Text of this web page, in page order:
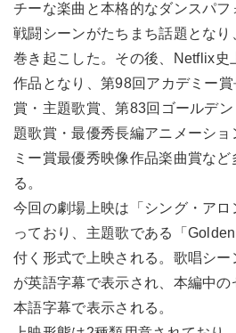
チーな楽曲と本格的なダンスパ
戦闘シーンがたちまち話題とな
巻き起こした。その後、Netflix史
作品となり、第98回アカデミー
賞・主題歌賞、第83回ゴールデ
題歌賞・最優秀長編アニメーシ
ミー賞最優秀映像作品楽曲賞な
る。
今回の劇場上映は「シング・ア
っており、主題歌である「
付く形式で上映される。歌唱シ
が英語字幕で表示され、本編中の
本語字幕で表示される。